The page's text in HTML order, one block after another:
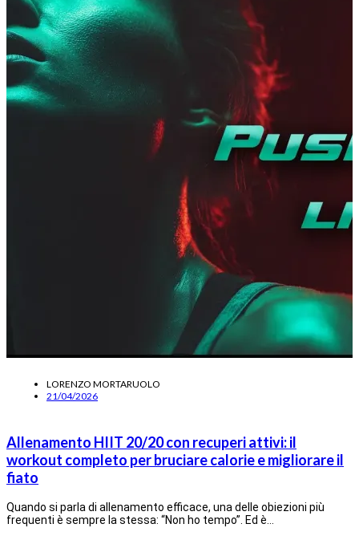
LORENZO MORTARUOLO
21/04/2026
Allenamento HIIT 20/20 con recuperi attivi: il
workout completo per bruciare calorie e migliorare il
fiato
Quando si parla di allenamento efficace, una delle obiezioni più
frequenti è sempre la stessa: “Non ho tempo”. Ed è…